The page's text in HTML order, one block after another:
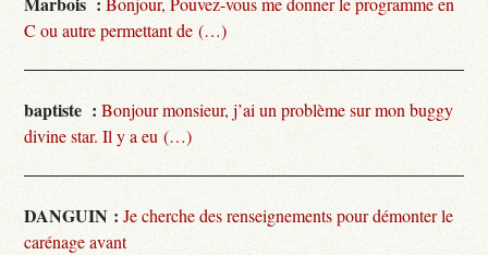
C ou autre permettant de (…)
baptiste : Bonjour monsieur, j’ai un problème sur mon buggy
divine star. Il y a eu (…)
DANGUIN : Je cherche des renseignements pour démonter le
carénage avant